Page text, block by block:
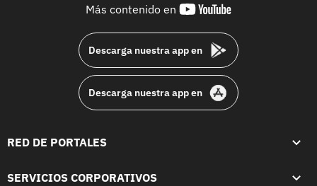
Más contenido en
youtube-
Descarga nuestra app en
Descarga nuestra app en
RED DE PORTALES
SERVICIOS CORPORATIVOS